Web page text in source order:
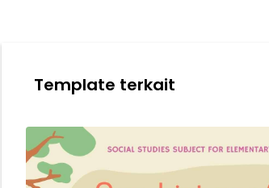
Template terkait